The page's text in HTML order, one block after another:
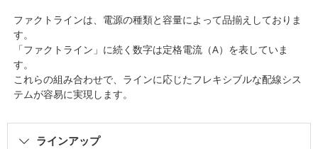
ファクトラインは、電源の種類と容量によって品揃えしておりま
す。
「ファクトライン」に続く数字は定格電流（A）を表していま
す。
これらの組み合わせで、ラインに応じたフレキシブルな配線シス
テムが容易に実現します。
ラインアップ